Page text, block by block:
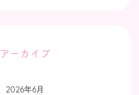
アーカイブ
2026年6月